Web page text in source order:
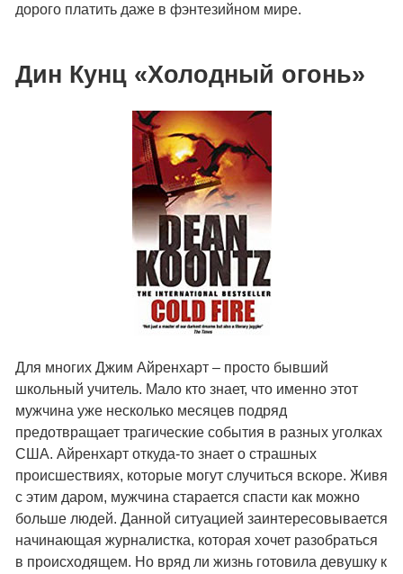
дорого платить даже в фэнтезийном мире.
Дин Кунц «Холодный огонь»
Для многих Джим Айренхарт – просто бывший
школьный учитель. Мало кто знает, что именно этот
мужчина уже несколько месяцев подряд
предотвращает трагические события в разных уголках
США. Айренхарт откуда-то знает о страшных
происшествиях, которые могут случиться вскоре. Живя
с этим даром, мужчина старается спасти как можно
больше людей. Данной ситуацией заинтересовывается
начинающая журналистка, которая хочет разобраться
в происходящем. Но вряд ли жизнь готовила девушку к